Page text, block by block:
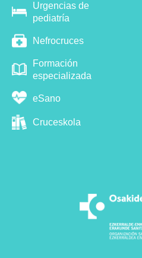
Urgencias de
pediatría
Nefrocruces
Formación
especializada
eSano
Cruceskola